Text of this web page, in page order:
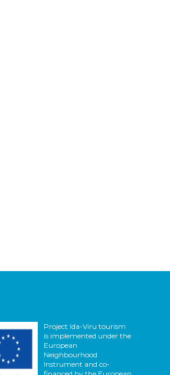
Project Ida-Viru tourism
is implemented under the
European
Neighbourhood
Instrument and co-